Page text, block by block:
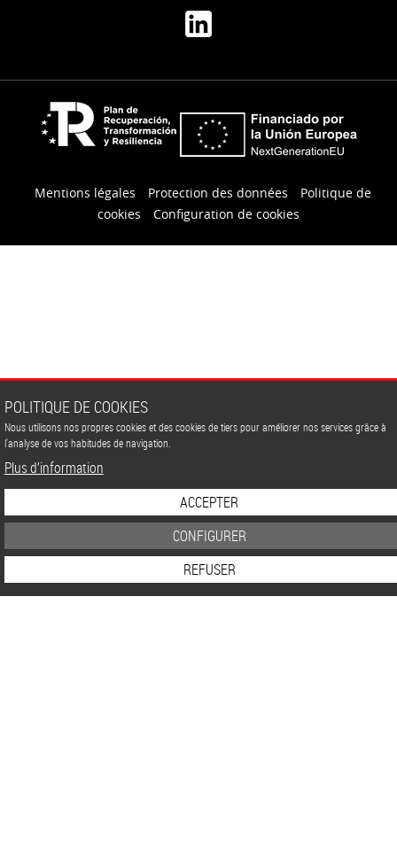
UNITED
d'Allemagne
aux
États-
Mentions légales Protection des données
Politique de
cookies
Configuration de cookies
POLITIQUE DE COOKIES
Nous utilisons nos propres cookies et des cookies de tiers pour améliorer nos services grâce à
l'analyse de vos habitudes de navigation.
Plus d’information
ACCEPTER
CONFIGURER
REFUSER